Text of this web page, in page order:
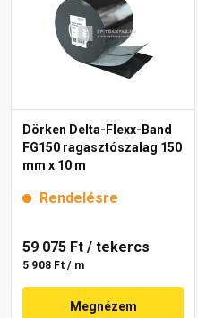
Dörken Delta-Flexx-Band
FG150 ragasztószalag 150
mm x 10 m
Rendelésre
59 075 Ft / tekercs
5 908 Ft / m
Megnézem